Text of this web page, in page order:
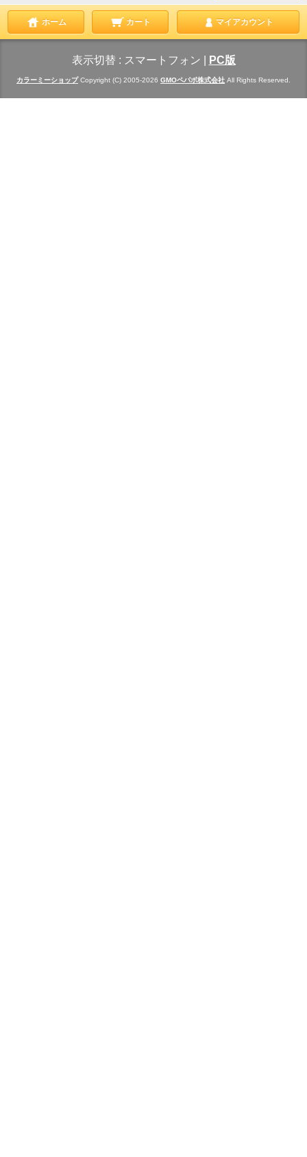
ホーム カート マイアカウント
表示切替 : スマートフォン PC版
カラーミーショップ Copyright (C) 2005-2026 GMOペパボ株式会社 All Rights Reserved.